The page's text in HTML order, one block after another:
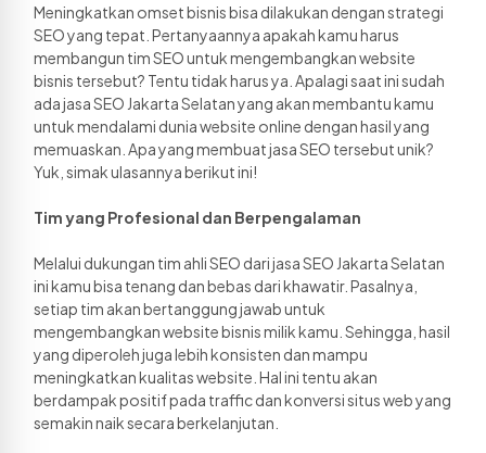
Meningkatkan omset bisnis bisa dilakukan dengan strategi
SEO yang tepat. Pertanyaannya apakah kamu harus
membangun tim SEO untuk mengembangkan website
bisnis tersebut? Tentu tidak harus ya. Apalagi saat ini sudah
ada jasa SEO Jakarta Selatan yang akan membantu kamu
untuk mendalami dunia website online dengan hasil yang
memuaskan. Apa yang membuat jasa SEO tersebut unik?
Yuk, simak ulasannya berikut ini!
Tim yang Profesional dan Berpengalaman
Melalui dukungan tim ahli SEO dari jasa SEO Jakarta Selatan
ini kamu bisa tenang dan bebas dari khawatir. Pasalnya,
setiap tim akan bertanggung jawab untuk
mengembangkan website bisnis milik kamu. Sehingga, hasil
yang diperoleh juga lebih konsisten dan mampu
meningkatkan kualitas website. Hal ini tentu akan
berdampak positif pada traffic dan konversi situs web yang
semakin naik secara berkelanjutan.